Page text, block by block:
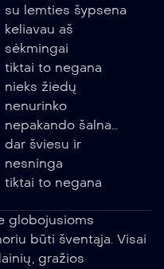
su lemties šypsena
keliavau aš
sėkmingai
tiktai to negana
nieks žiedų
nenurinko
nepakando šalna…
dar šviesu ir
nesninga
tiktai to negana
globojusioms
būti šventąja. Visai
gražios